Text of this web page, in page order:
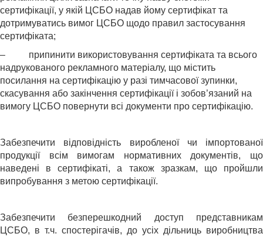
сертифікації, у якій ЦСБО надав йому сертифікат та
дотримуватись вимог ЦСБО щодо правил застосування
сертифіката;
– припинити використовування сертифіката та всього
надрукованого рекламного матеріалу, що містить
посилання на сертифікацію у разі тимчасової зупинки,
скасування або закінчення сертифікації і зобов’язаний на
вимогу ЦСБО повернути всі документи про сертифікацію.
Забезпечити відповідність виробленої чи імпортованої
продукції всім вимогам нормативних документів, що
наведені в сертифікаті, а також зразкам, що пройшли
випробування з метою сертифікації.
Забезпечити безперешкодний доступ представникам
ЦСБО, в т.ч. спостерігачів, до усіх дільниць виробництва